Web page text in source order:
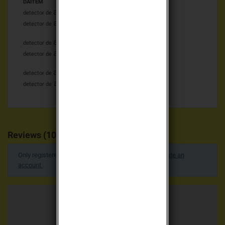
DAITEM
detector de apertura daitem
detector de apertura daitem
detector de apertura daitem
detector de apertura daitem
detector de apertura daitem
detector de apertura daitem
Reviews (10)
Only registered users can post a review.
Log in or create an
account .